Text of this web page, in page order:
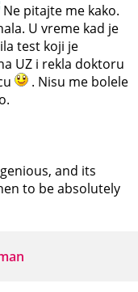
Ne pitajte me kako.
U vreme kad je
test koji je
UZ i rekla doktoru
. Nisu me bolele
and its
to be absolutely